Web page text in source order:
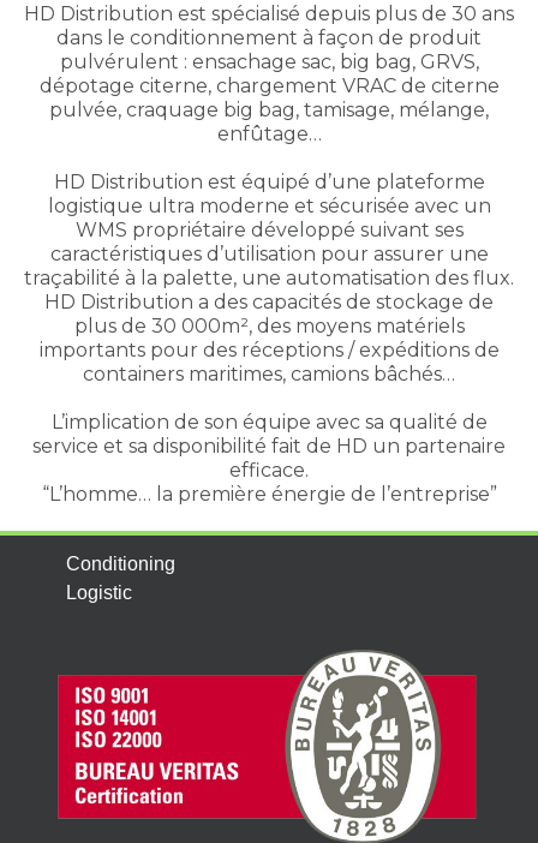
HD Distribution est spécialisé depuis plus de 30 ans
dans le conditionnement à façon de produit
pulvérulent : ensachage sac, big bag, GRVS,
dépotage citerne, chargement VRAC de citerne
pulvée, craquage big bag, tamisage, mélange,
enfûtage…
HD Distribution est équipé d’une plateforme
logistique ultra moderne et sécurisée avec un
WMS propriétaire développé suivant ses
caractéristiques d’utilisation pour assurer une
traçabilité à la palette, une automatisation des flux.
HD Distribution a des capacités de stockage de
plus de 30 000m², des moyens matériels
importants pour des réceptions / expéditions de
containers maritimes, camions bâchés…
L’implication de son équipe avec sa qualité de
service et sa disponibilité fait de HD un partenaire
efficace.
“L’homme… la première énergie de l’entreprise”
Conditioning
Logistic